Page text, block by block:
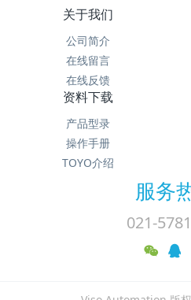
关于我们
公司简介
在线留言
在线反馈
资料下载
产品型录
操作手册
TOYO介绍
服务
021-